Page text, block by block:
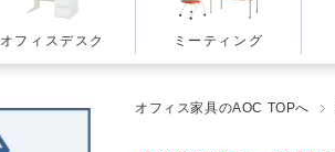
オフィスデスク ミーティング
オフィス家具のAOC TOPへ